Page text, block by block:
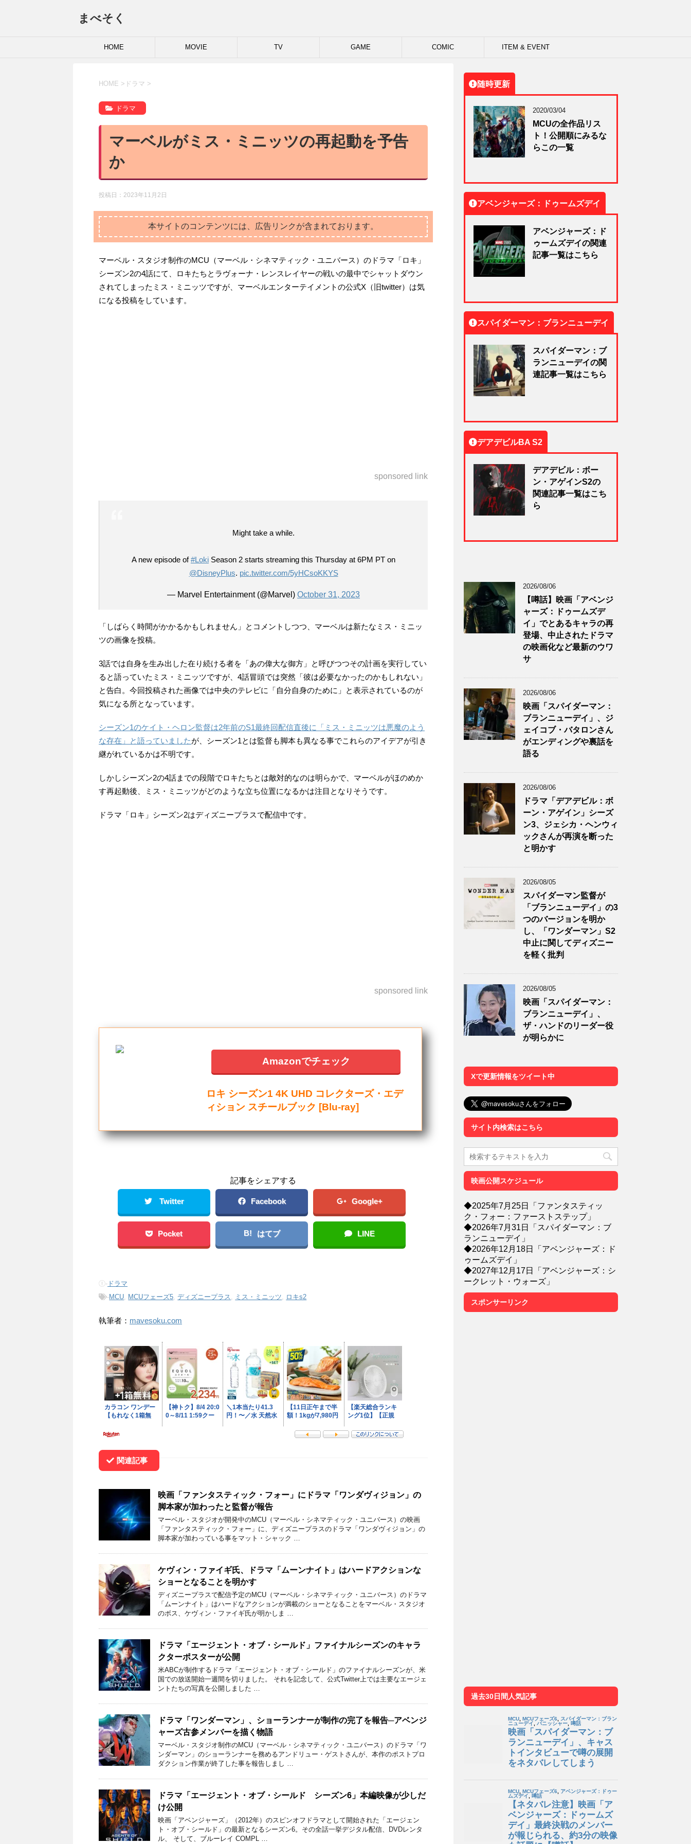
まべそく
HOME MOVIE TV GAME COMIC ITEM & EVENT
HOME > ドラマ >
ドラマ
マーベルがミス・ミニッツの再起動を予告
か
投稿日： 2023年11月2日
本サイトのコンテンツには、広告リンクが含まれております。
マーベル・スタジオ制作のMCU（マーベル・シネマティック・ユニバース）のドラマ「ロキ」
シーズン2の4話にて、ロキたちとラヴォーナ・レンスレイヤーの戦いの最中でシャットダウン
されてしまったミス・ミニッツですが、マーベルエンターテイメントの公式X（旧twitter）は気
になる投稿をしています。
sponsored link
Might take a while.
A new episode of #Loki Season 2 starts streaming this Thursday at 6PM PT on
@DisneyPlus. pic.twitter.com/5yHCsoKKYS
— Marvel Entertainment (@Marvel) October 31, 2023
「しばらく時間がかかるかもしれません」とコメントしつつ、マーベルは新たなミス・ミニッ
ツの画像を投稿。
3話では自身を生み出した在り続ける者を「あの偉大な御方」と呼びつつその計画を実行してい
ると語っていたミス・ミニッツですが、4話冒頭では突然「彼は必要なかったのかもしれない」
と告白。今回投稿された画像では中央のテレビに「自分自身のために」と表示されているのが
気になる所となっています。
シーズン1のケイト・ヘロン監督は2年前のS1最終回配信直後に「ミス・ミニッツは悪魔のよう
な存在」と語っていました が、シーズン1とは監督も脚本も異なる事でこれらのアイデアが引き
継がれているかは不明です。
しかしシーズン2の4話までの段階でロキたちとは敵対的なのは明らかで、マーベルがほのめか
す再起動後、ミス・ミニッツがどのような立ち位置になるかは注目となりそうです。
ドラマ「ロキ」シーズン2はディズニープラスで配信中です。
sponsored link
Amazonでチェック
ロキ シーズン1 4K UHD コレクターズ・エデ
ィション スチールブック [Blu-ray]
記事をシェアする
Twitter Facebook Google+
Pocket B! はてブ LINE
- ドラマ
-MCU MCUフェーズ5 ,ディズニープラス ミス・ミニッツ ロキs2
執筆者： mavesoku.com
関連記事
映画「ファンタスティック・フォー」にドラマ「ワンダヴィジョン」の
脚本家が加わったと監督が報告
マーベル・スタジオが開発中のMCU（マーベル・シネマティック・ユニバース）の映画
「ファンタスティック・フォー」に、ディズニープラスのドラマ「ワンダヴィジョン」の
脚本家が加わっている事をマット・シャック …
ケヴィン・ファイギ氏、ドラマ「ムーンナイト」はハードアクションな
ショーとなることを明かす
ディズニープラスで配信予定のMCU（マーベル・シネマティック・ユニバース）のドラマ
「ムーンナイト」はハードなアクションが満載のショーとなることをマーベル・スタジオ
のボス、ケヴィン・ファイギ氏が明かしま …
ドラマ「エージェント・オブ・シールド」ファイナルシーズンのキャラ
クターポスターが公開
米ABCが制作するドラマ「エージェント・オブ・シールド」のファイナルシーズンが、米
国での放送開始一週間を切りました。 それを記念して、公式Twitter上では主要なエージェ
ントたちの写真を公開しました …
ドラマ「ワンダーマン」、ショーランナーが制作の完了を報告─アベンジ
ャーズ古参メンバーを描く物語
マーベル・スタジオ制作のMCU（マーベル・シネマティック・ユニバース）のドラマ「ワ
ンダーマン」のショーランナーを務めるアンドリュー・ゲストさんが、本作のポストプロ
ダクション作業が終了した事を報告しまし …
ドラマ「エージェント・オブ・シールド シーズン6」本編映像が少しだ
け公開
映画「アベンジャーズ」（2012年）のスピンオフドラマとして開始された「エージェン
ト・オブ・シールド」の最新となるシーズン6。その全話一挙デジタル配信、DVDレンタ
ル、 そして、ブルーレイ COMPL …
随時更新
2020/03/04
MCUの全作品リス
ト！公開順にみるな
らこの一覧
アベンジャーズ：ドゥームズデイ
アベンジャーズ：ド
ゥームズデイの関連
記事一覧はこちら
スパイダーマン：ブランニューデイ
スパイダーマン：ブ
ランニューデイの関
連記事一覧はこちら
デアデビルBA S2
デアデビル：ボー
ン・アゲインS2の
関連記事一覧はこち
ら
2026/08/06
【噂話】映画「アベンジ
ャーズ：ドゥームズデ
イ」でとあるキャラの再
登場、中止されたドラマ
の映画化など最新のウワ
サ
2026/08/06
映画「スパイダーマン：
ブランニューデイ」、ジ
ェイコブ・バタロンさん
がエンディングや裏話を
語る
2026/08/06
ドラマ「デアデビル：ボ
ーン・アゲイン」シーズ
ン3、ジェシカ・ヘンウィ
ックさんが再演を断った
と明かす
2026/08/05
スパイダーマン監督が
「ブランニューデイ」の3
つのバージョンを明か
し、「ワンダーマン」S2
中止に関してディズニー
を軽く批判
2026/08/05
映画「スパイダーマン：
ブランニューデイ」、
ザ・ハンドのリーダー役
が明らかに
Xで更新情報をツイート中
サイト内検索はこちら
映画公開スケジュール
◆2025年7月25日「ファンタスティッ
ク・フォー：ファーストステップ」
◆2026年7月31日「スパイダーマン：ブ
ランニューデイ」
◆2026年12月18日「アベンジャーズ：ド
ゥームズデイ」
◆2027年12月17日「アベンジャーズ：シ
ークレット・ウォーズ」
スポンサーリンク
過去30日間人気記事